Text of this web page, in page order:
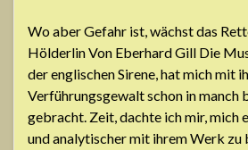
Wo aber Gefahr ist, wächst das
Hölderlin Von Eberhard Gill Die
der englischen Sirene, hat mich mit
Verführungsgewalt schon in manch
gebracht. Zeit, dachte ich mir, mich
und analytischer mit ihrem Werk zu